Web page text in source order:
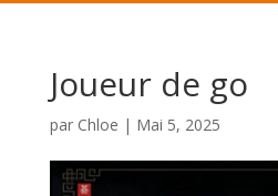
Joueur de go
par Chloe | Mai 5, 2025